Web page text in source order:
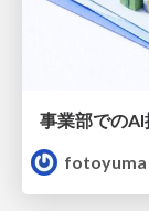
事業部での
fotoyuma